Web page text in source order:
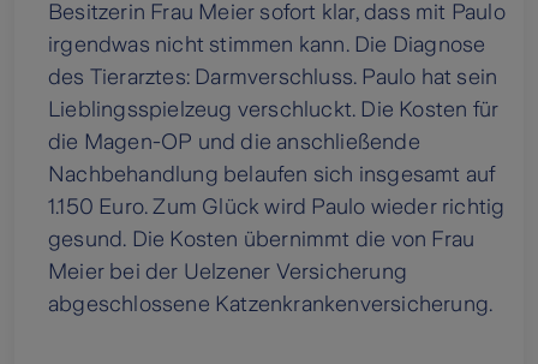
Besitzerin Frau Meier sofort klar, dass mit Paulo
irgendwas nicht stimmen kann. Die Diagnose
des Tierarztes: Darmverschluss. Paulo hat sein
Lieblingsspielzeug verschluckt. Die Kosten für
die Magen-OP und die anschließende
Nachbehandlung belaufen sich insgesamt auf
1.150 Euro. Zum Glück wird Paulo wieder richtig
gesund. Die Kosten übernimmt die von Frau
Meier bei der Uelzener Versicherung
abgeschlossene Katzenkrankenversicherung.